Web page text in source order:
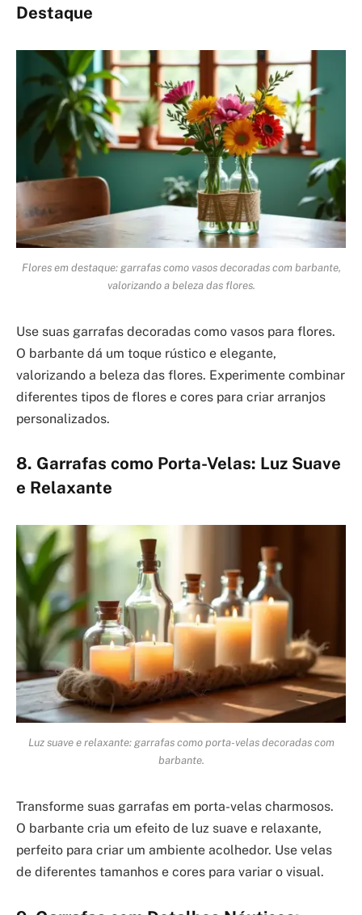
Destaque
Flores em destaque: garrafas como vasos decoradas com barbante,
valorizando a beleza das flores.
Use suas garrafas decoradas como vasos para flores.
O barbante dá um toque rústico e elegante,
valorizando a beleza das flores. Experimente combinar
diferentes tipos de flores e cores para criar arranjos
personalizados.
8. Garrafas como Porta-Velas: Luz Suave
e Relaxante
Luz suave e relaxante: garrafas como porta-velas decoradas com
barbante.
Transforme suas garrafas em porta-velas charmosos.
O barbante cria um efeito de luz suave e relaxante,
perfeito para criar um ambiente acolhedor. Use velas
de diferentes tamanhos e cores para variar o visual.